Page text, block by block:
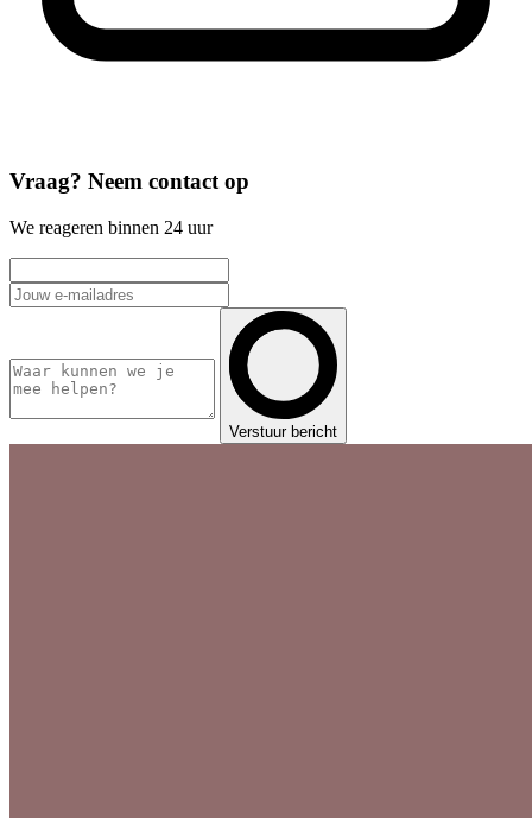
Vraag? Neem contact op
We reageren binnen 24 uur
Verstuur bericht